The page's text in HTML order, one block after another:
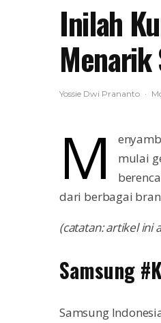
Inilah
Menarik
Yossie Dwi Prananto ·
M
mulai
dari berbagai
(catatan: artikel ini
Samsung
Samsung